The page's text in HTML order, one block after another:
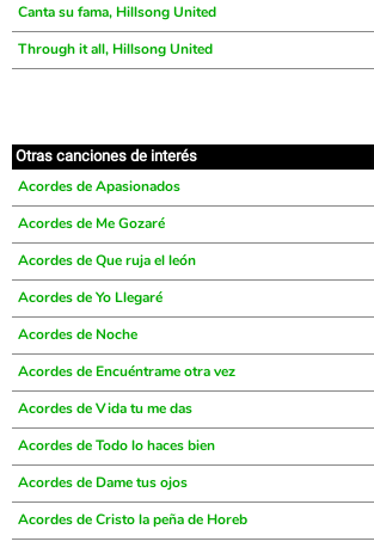
Canta su fama, Hillsong United
Through it all, Hillsong United
Otras canciones de interés
Acordes de Apasionados
Acordes de Me Gozaré
Acordes de Que ruja el león
Acordes de Yo Llegaré
Acordes de Noche
Acordes de Encuéntrame otra vez
Acordes de Vida tu me das
Acordes de Todo lo haces bien
Acordes de Dame tus ojos
Acordes de Cristo la peña de Horeb